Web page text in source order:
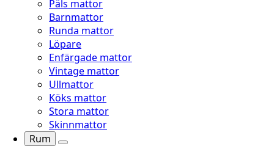
Päls mattor
Barnmattor
Runda mattor
Löpare
Enfärgade mattor
Vintage mattor
Ullmattor
Köks mattor
Stora mattor
Skinnmattor
Rum